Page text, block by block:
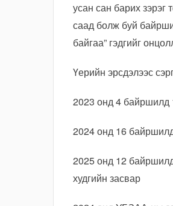
усан сан барих зэрэг
саад болж буй
байгаа” гэдгийг
Үерийн эрсдэлээс
2023 онд 4 байршилд
2024 онд 16
2025 онд 12
худгийн засвар